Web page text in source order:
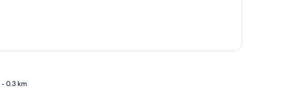
- 0.3 km